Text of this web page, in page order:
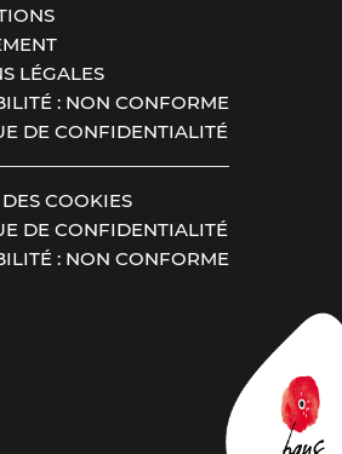
LÉGALES
: NON CONFORME
DE CONFIDENTIALITÉ
COOKIES
DE CONFIDENTIALITÉ
: NON CONFORME